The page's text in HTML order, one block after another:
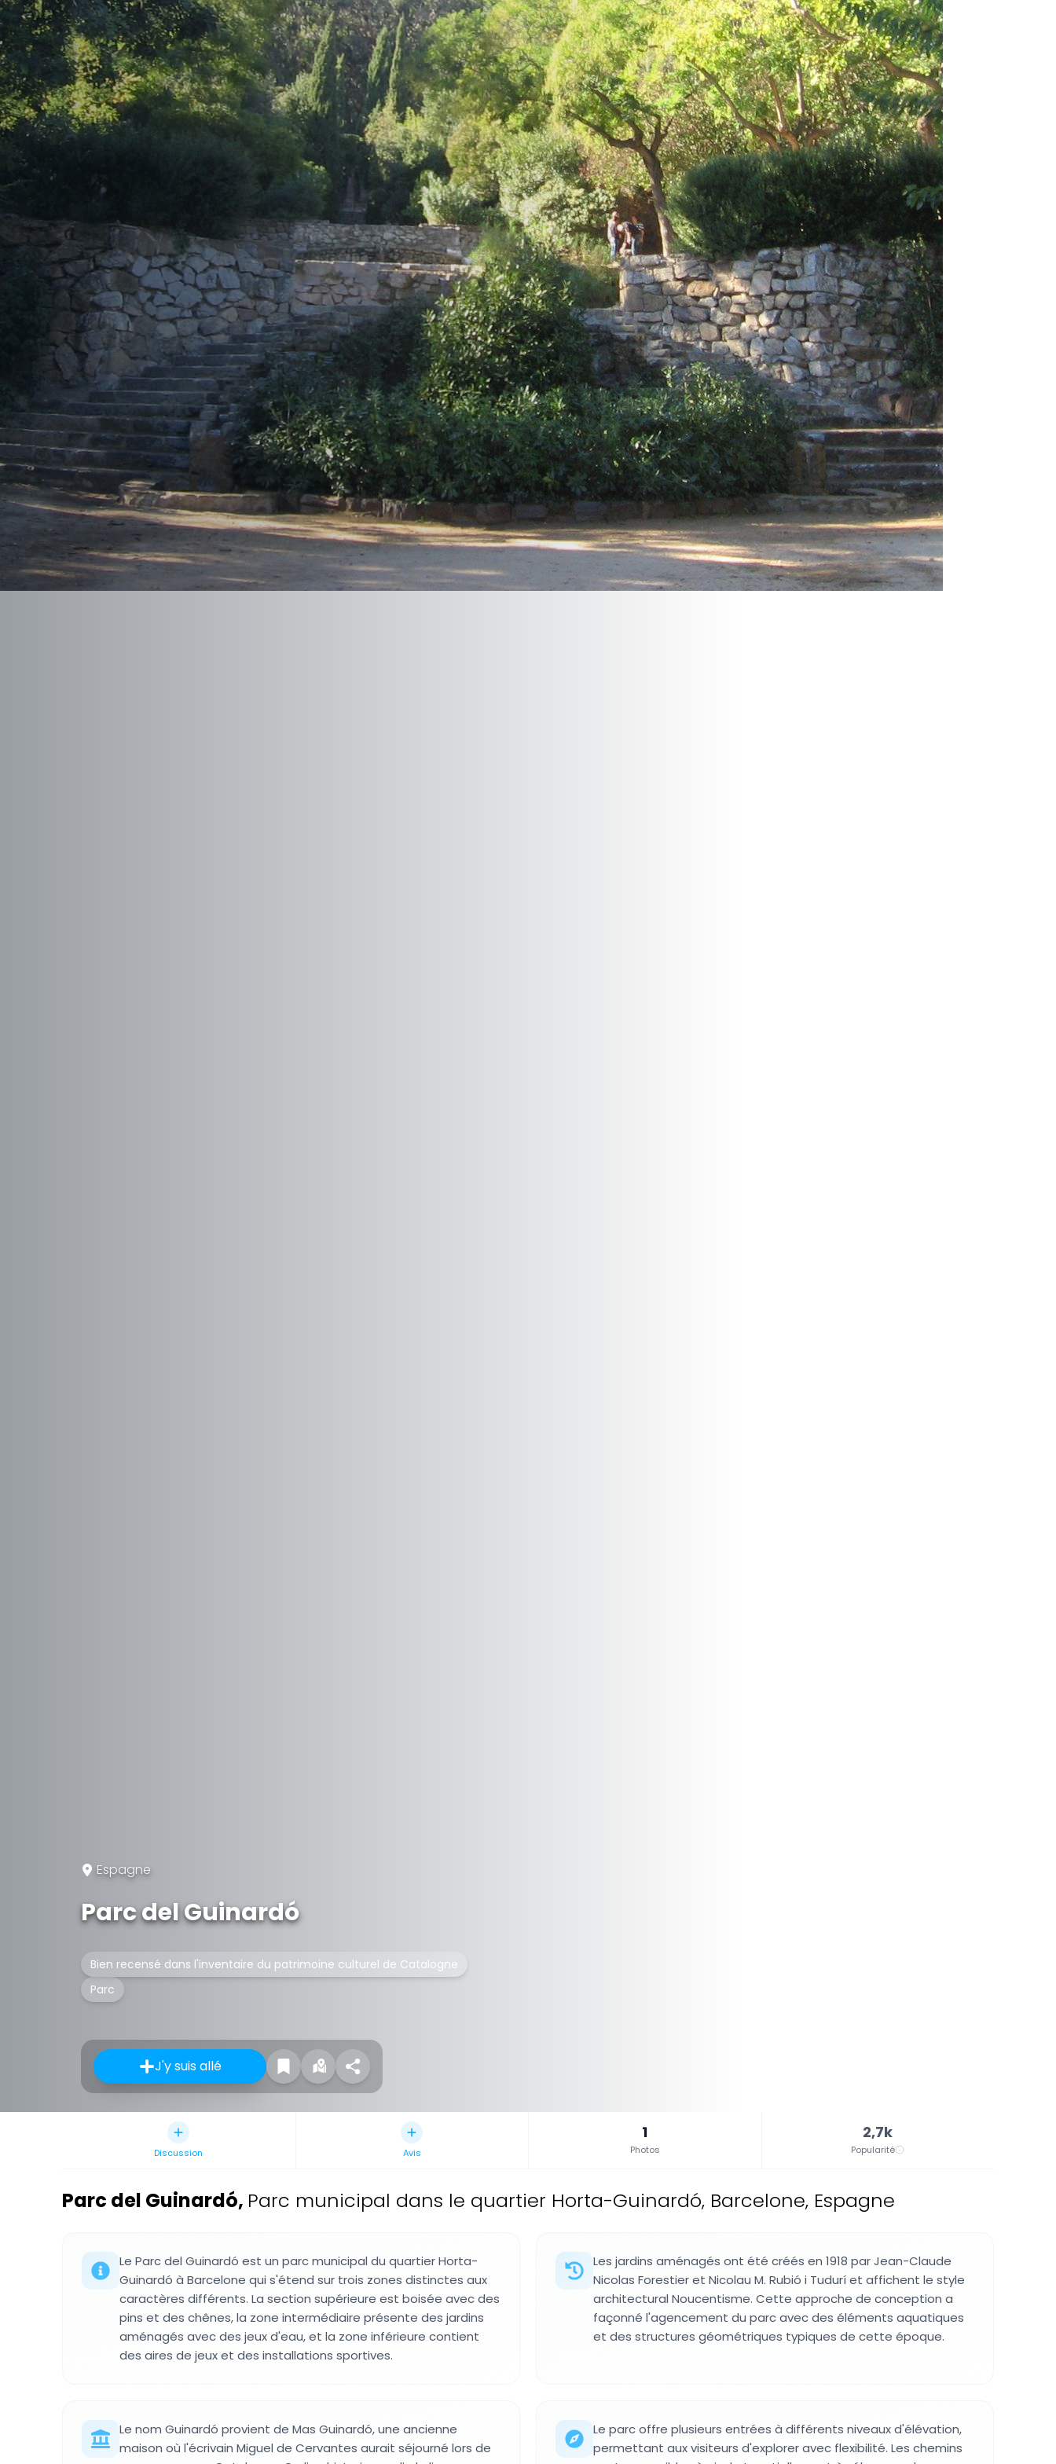
Espagne
Parc del Guinardó
Bien recensé dans l'inventaire du patrimoine culturel de Catalogne
Parc
J'y suis allé
Discussion Avis
1
Photos
2,7k
Popularité
Parc del Guinardó, Parc municipal dans le quartier Horta-Guinardó, Barcelone, Espagne
Le Parc del Guinardó est un parc municipal du quartier Horta-
Guinardó à Barcelone qui s'étend sur trois zones distinctes aux
caractères différents. La section supérieure est boisée avec des
pins et des chênes, la zone intermédiaire présente des jardins
aménagés avec des jeux d'eau, et la zone inférieure contient
des aires de jeux et des installations sportives.
Les jardins aménagés ont été créés en 1918 par Jean-Claude
Nicolas Forestier et Nicolau M. Rubió i Tudurí et affichent le style
architectural Noucentisme. Cette approche de conception a
façonné l'agencement du parc avec des éléments aquatiques
et des structures géométriques typiques de cette époque.
Le nom Guinardó provient de Mas Guinardó, une ancienne
maison où l'écrivain Miguel de Cervantes aurait séjourné lors de
Le parc offre plusieurs entrées à différents niveaux d'élévation,
permettant aux visiteurs d'explorer avec flexibilité. Les chemins